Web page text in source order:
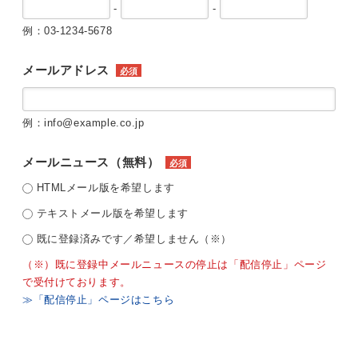
-
-
例：03-1234-5678
メールアドレス 必須
例：info@example.co.jp
メールニュース（無料） 必須
HTMLメール版を希望します
テキストメール版を希望します
既に登録済みです／希望しません（※）
（※）既に登録中メールニュースの停止は「配信停止」ページ
で受付けております。
≫「配信停止」ページはこちら